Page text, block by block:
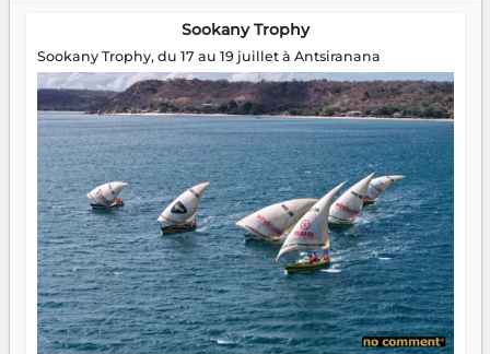
Sookany Trophy
Sookany Trophy, du 17 au 19 juillet à Antsiranana